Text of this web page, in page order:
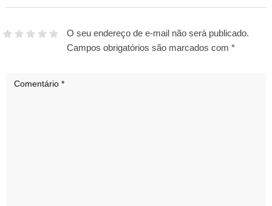
O seu endereço de e-mail não será publicado.
Campos obrigatórios são marcados com *